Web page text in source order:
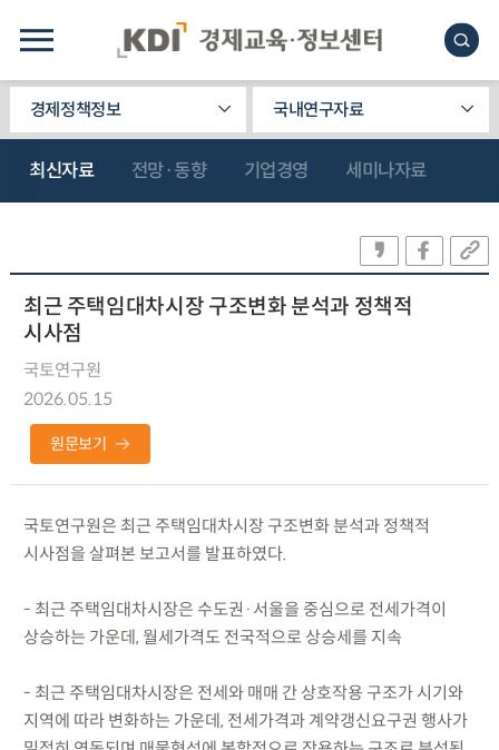
경제정책정보 국내연구자료
최신자료 전망·동향 기업경영 세미나자료
최근 주택임대차시장 구조변화 분석과 정책적
시사점
국토연구원
2026.05.15
원문보기
국토연구원은 최근 주택임대차시장 구조변화 분석과 정책적
시사점을 살펴본 보고서를 발표하였다.
- 최근 주택임대차시장은 수도권·서울을 중심으로 전세가격이
상승하는 가운데, 월세가격도 전국적으로 상승세를 지속
- 최근 주택임대차시장은 전세와 매매 간 상호작용 구조가 시기와
지역에 따라 변화하는 가운데, 전세가격과 계약갱신요구권 행사가